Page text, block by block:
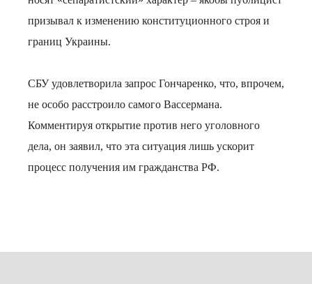
призывал к изменению конституционного строя и
границ Украины.
СБУ удовлетворила запрос Гончаренко, что, впрочем,
не особо расстроило самого Вассермана.
Комментируя открытие против него уголовного
дела, он заявил, что эта ситуация лишь ускорит
процесс получения им гражданства РФ.